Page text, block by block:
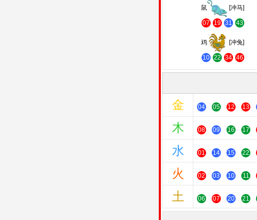
鼠 [冲马]
07 19 31 43
鸡 [冲兔]
10 22 34 46
金 04 05 12 13
木 08 09 16 17
水 01 14 15 22
火 02 03 10 11
土 06 07 20 21